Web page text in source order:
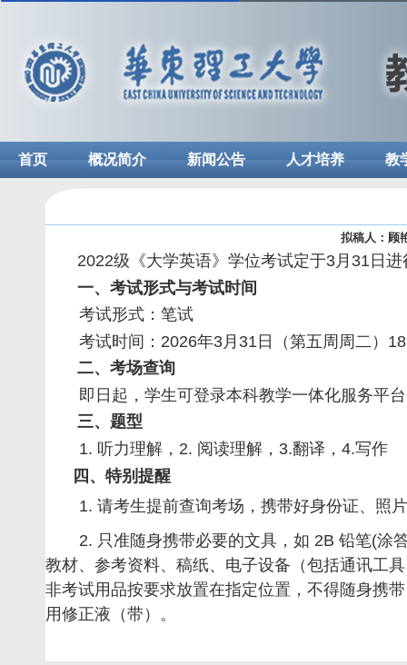
首页 概况简介 新闻公告 人才培养 教
拟稿人：顾
2022级《大学英语》学位考试定于3月 31 日
一、考试形式与考试时间
考试形式：笔试
考试时间： 2026年3 月 31 日（第五周周二）
二、考场查询
即日起，学生可登录本科教学一体化服务平台
三、题型
1. 听力理解， 2. 阅读理解， 3.翻译，4.写作
四、特别提醒
1. 请考生提前查询考场，携带好身份证、照
2. 只准随身携带必要的文具，如 2B铅笔(涂
教材、参考资料、稿纸、电子设备（包括通讯工
非考试用品按要求放置在指定位置，不得随身携
用修正液（带）。